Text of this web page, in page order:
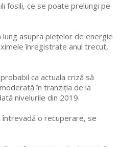
fosili, ce se poate prelungi pe
asupra piețelor de energie
înregistrate anul trecut,
ca actuala criză să
în tranziția de la
nivelurile din 2019.
o recuperare, se